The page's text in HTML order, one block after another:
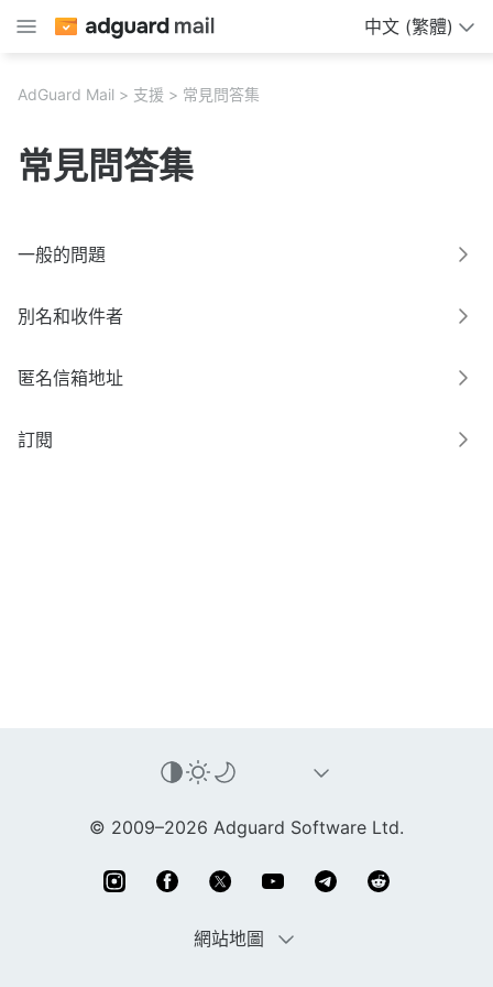
中文 (繁體)
AdGuard Mail 支援 常見問答集
常見問答集
一般的問題
別名和收件者
匿名信箱地址
訂閱
© 2009–2026 Adguard Software Ltd.
網站地圖